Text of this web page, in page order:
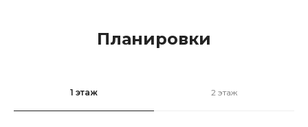
Планировки
1 этаж 2 этаж